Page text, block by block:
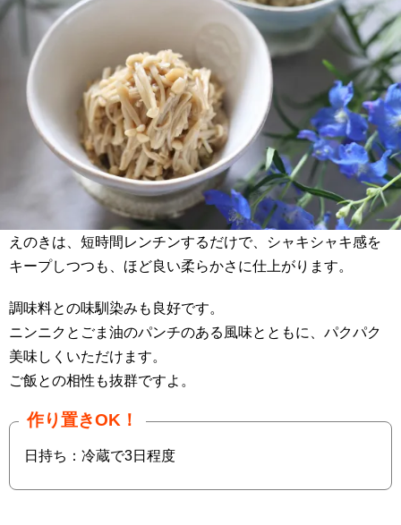
えのきは、短時間レンチンするだけで、シャキシャキ感を
キープしつつも、ほど良い柔らかさに仕上がります。
調味料との味馴染みも良好です。
ニンニクとごま油のパンチのある風味とともに、パクパク
美味しくいただけます。
ご飯との相性も抜群ですよ。
作り置きOK！
日持ち：冷蔵で3日程度